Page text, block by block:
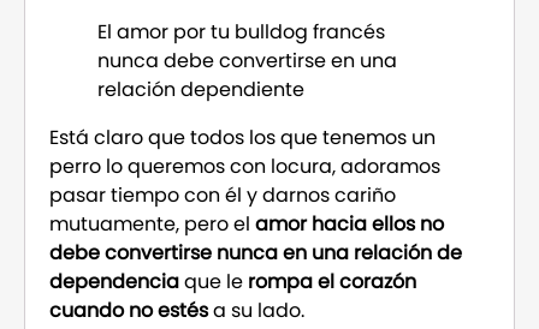
El amor por tu bulldog francés
nunca debe convertirse en una
relación dependiente
Está claro que todos los que tenemos un
perro lo queremos con locura, adoramos
pasar tiempo con él y darnos cariño
mutuamente, pero el amor hacia ellos no
debe convertirse nunca en una relación de
dependenciaque le rompa el corazón
cuando no estésa su lado.